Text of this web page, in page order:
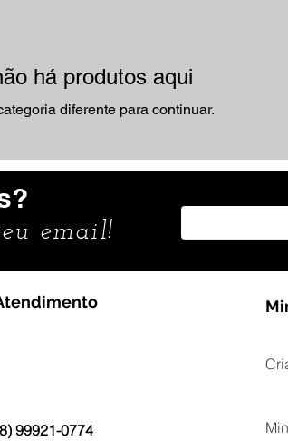
há produtos aqui
diferente para continuar.
email!
99921-0774